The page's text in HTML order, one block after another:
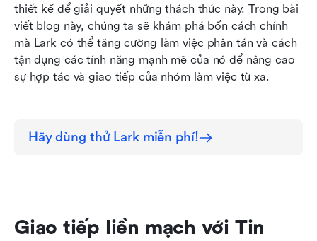
thiết kế để giải quyết những thách thức này. Trong bài
viết blog này, chúng ta sẽ khám phá bốn cách chính
mà Lark có thể tăng cường làm việc phân tán và cách
tận dụng các tính năng mạnh mẽ của nó để nâng cao
sự hợp tác và giao tiếp của nhóm làm việc từ xa.
Hãy dùng thử Lark miễn phí!
Giao tiếp liền mạch với Tin
Kết luận